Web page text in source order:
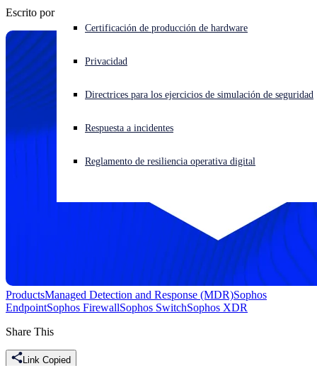
¿Está sufriendo un ciberataque? Obtenga ayuda ahora mismo
Iniciar sesión
Open search
Español Open language switcher
Certificación de producción de hardware
Privacidad
Directrices para los ejercicios de simulación de seguridad
Respuesta a incidentes
Reglamento de resiliencia operativa digital
Escrito por
ProductsManaged Detection and Response (MDR)Sophos
EndpointSophos FirewallSophos SwitchSophos XDR
Share This
Link Copied